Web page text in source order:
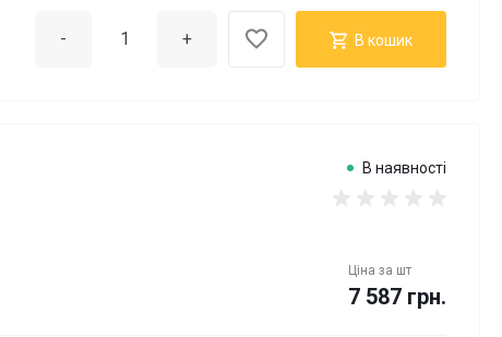
- + В кошик
В наявності
Ціна за шт
7 587 грн.